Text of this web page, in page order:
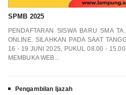
SPMB 2025
PENDAFTARAN SISWA BARU SMA
ONLINE. SILAHKAN PADA SAAT
16 - 19 JUNI 2025, PUKUL 08.00 -
MEMBUKA WEB...
Pengambilan Ijazah